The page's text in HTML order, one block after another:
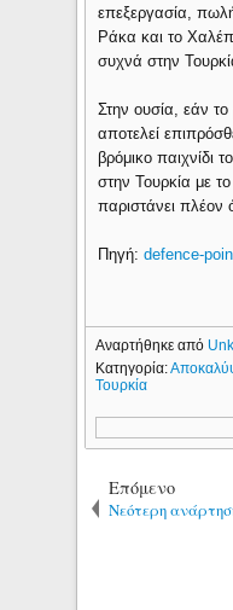
επεξεργασία,
Ράκα και το
συχνά στην
Στην ουσία, εάν το
αποτελεί
βρόμικο παιχνίδι
στην Τουρκία με
παριστάνει πλέον
Πηγή:defence-
Αναρτήθηκε από
Κατηγορία:
Τουρκία
Επόμενο
Νεότερη